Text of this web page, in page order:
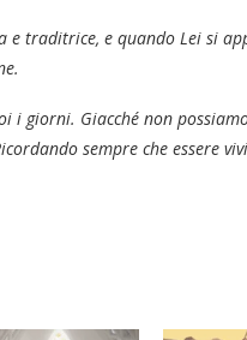
traditrice, e quando Lei si
giorni. Giacché non
sempre che essere